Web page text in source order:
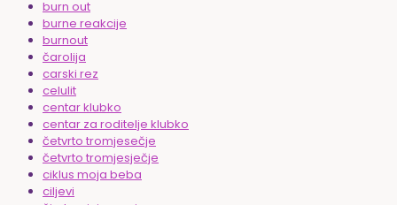
burn out
burne reakcije
burnout
čarolija
carski rez
celulit
centar klubko
centar za roditelje klubko
četvrto tromjesečje
četvrto tromjesječje
ciklus moja beba
ciljevi